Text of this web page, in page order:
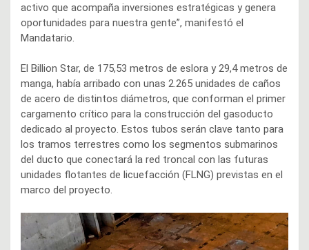
activo que acompaña inversiones estratégicas y genera
oportunidades para nuestra gente”, manifestó el
Mandatario.
El Billion Star, de 175,53 metros de eslora y 29,4 metros de
manga, había arribado con unas 2.265 unidades de caños
de acero de distintos diámetros, que conforman el primer
cargamento crítico para la construcción del gasoducto
dedicado al proyecto. Estos tubos serán clave tanto para
los tramos terrestres como los segmentos submarinos
del ducto que conectará la red troncal con las futuras
unidades flotantes de licuefacción (FLNG) previstas en el
marco del proyecto.